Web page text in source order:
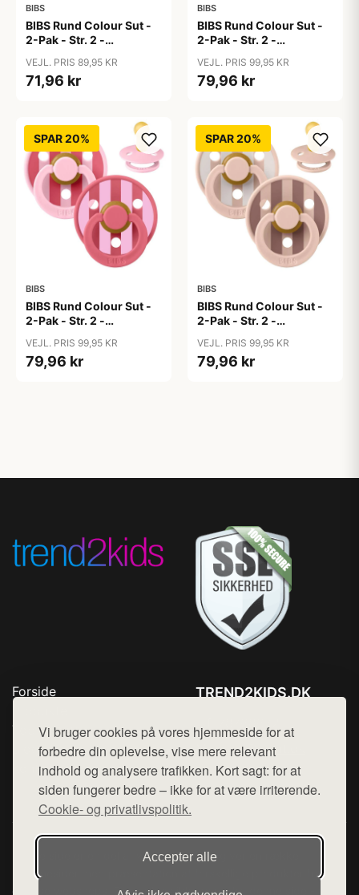
Vi bruger cookies på vores hjemmeside for at
forbedre din oplevelse, vise mere relevant
indhold og analysere trafikken. Kort sagt: for at
siden fungerer bedre – ikke for at være irriterende.
Cookie- og privatlivspolitik.
Accepter alle
BIBS
BIBS Rund Colour Sut -
2-Pak - Str. 2 -
Black/White
VEJL. PRIS 89,95 KR
71,96 kr
BIBS
BIBS Rund Colour Sut -
2-Pak - Str. 2 -
Studio - Baby Blue/Dusty
Blue Mix
VEJL. PRIS 99,95 KR
79,96 kr
SPAR 20%
BIBS
BIBS Rund Colour Sut -
2-Pak - Str. 2 -
Studio - Baby Pink/Coral
Mix
VEJL. PRIS 99,95 KR
79,96 kr
SPAR 20%
BIBS
BIBS Rund Colour Sut -
2-Pak - Str. 2 -
Studio - Blush Mix
VEJL. PRIS 99,95 KR
79,96 kr
Forside
Top Rabatter
Blog
Kontakt
TREND2KIDS.DK
Mail: hej@want.dk
Cookie- og privatlivspolitik
Denne side er en del af want.dk, der udgiver en række
hjemmesider med præsentation af forskellige produkter fra
diverse webshops. Der sælges ikke varer fra denne side - vi